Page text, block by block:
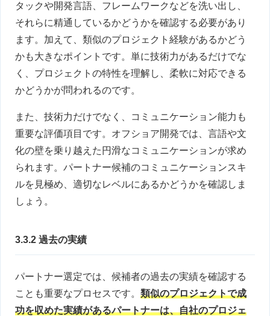
タックや開発言語、フレームワークなどを洗い出し、
それらに精通しているかどうかを確認する必要があり
ます。加えて、類似のプロジェクト経験があるかどう
かも大きなポイントです。単に技術力があるだけでな
く、プロジェクトの特性を理解し、柔軟に対応できる
かどうかが問われるのです。
また、技術力だけでなく、コミュニケーション能力も
重要な評価項目です。オフショア開発では、言語や文
化の壁を乗り越えた円滑なコミュニケーションが求め
られます。パートナー候補のコミュニケーションスキ
ルを見極め、適切なレベルにあるかどうかを確認しま
しょう。
3.3.2 過去の実績
パートナー選定では、候補者の過去の実績を確認する
ことも重要なプロセスです。 類似のプロジェクトで成
功を収めた実績があるパートナーは、自社のプロジェ